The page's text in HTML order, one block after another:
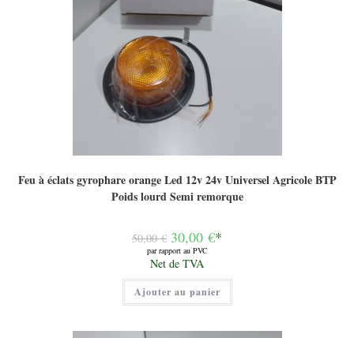
Feu à éclats gyrophare orange Led 12v 24v Universel Agricole BTP
Poids lourd Semi remorque
50,00€ Le
prix
initial
était :
50,00 €.
30,00 €*
par rapport au PVC
Le
prix
actuel
est :
30,00 €.
Net de TVA
Ajouter au panier